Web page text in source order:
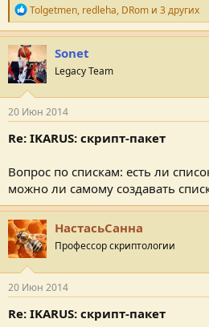
Р
е
п
у
т
а
ц
и
и
:
Tolgetmen, redleha, DRom и 3 других
Sonet
Legacy Team
20 Июн 2014
Re: IKARUS: скрипт-пакет
Вопрос по спискам: есть ли
можно ли самому создавать
НастасьСанна
Профессор скриптологии
20 Июн 2014
Re: IKARUS: скрипт-пакет